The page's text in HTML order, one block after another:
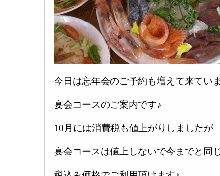
今日は忘年会のご予約も増えて来てい
宴会コースのご案内です♪
10月には消費税も値上がりしましたが
宴会コースは値上しないで今までと同